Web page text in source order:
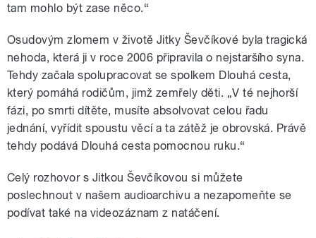
tam mohlo být zase něco.“
Osudovým zlomem v životě Jitky Ševčíkové byla tragická
nehoda, která ji v roce 2006 připravila o nejstaršího syna.
Tehdy začala spolupracovat se spolkem Dlouhá cesta,
který pomáhá rodičům, jimž zemřely děti. „V té nejhorší
fázi, po smrti dítěte, musíte absolvovat celou řadu
jednání, vyřídit spoustu věcí a ta zátěž je obrovská. Právě
tehdy podává Dlouhá cesta pomocnou ruku.“
Celý rozhovor s Jitkou Ševčíkovou si můžete
poslechnout v našem audioarchivu a nezapomeňte se
podívat také na videozáznam z natáčení.